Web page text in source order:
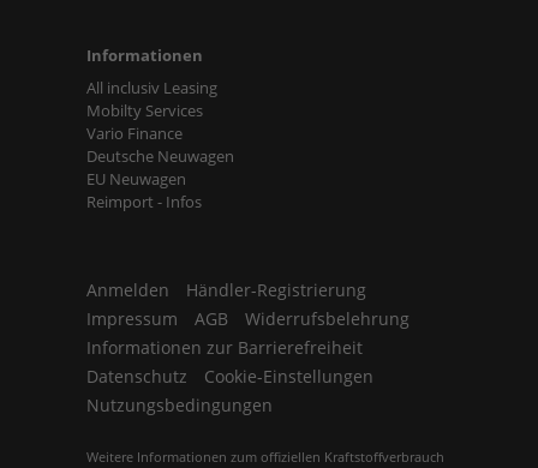
Informationen
All inclusiv Leasing
Mobilty Services
Vario Finance
Deutsche Neuwagen
EU Neuwagen
Reimport - Infos
Anmelden
Händler-Registrierung
Impressum
AGB
Widerrufsbelehrung
Informationen zur Barrierefreiheit
Datenschutz
Cookie-Einstellungen
Nutzungsbedingungen
Weitere Informationen zum offiziellen Kraftstoffverbrauch